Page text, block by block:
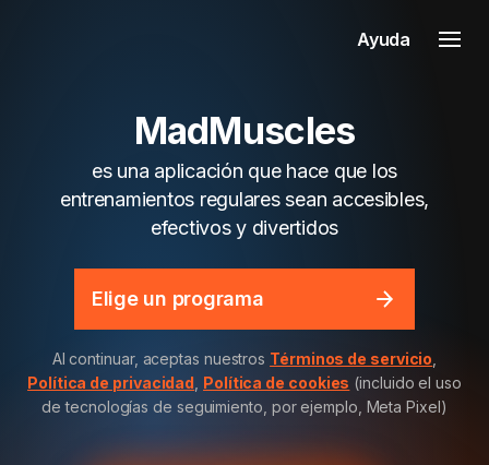
Ayuda
MadMuscles
es una aplicación que hace que los
entrenamientos regulares sean accesibles,
efectivos y divertidos
Elige un programa
Al continuar, aceptas nuestros Términos de servicio
Política de privacidad Política de cookies (incluido el uso
de tecnologías de seguimiento, por ejemplo, Meta Pixel)